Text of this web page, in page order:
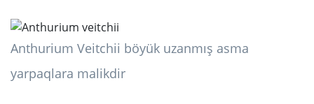
Anthurium Veitchii böyük uzanmış asma
yarpaqlara malikdir